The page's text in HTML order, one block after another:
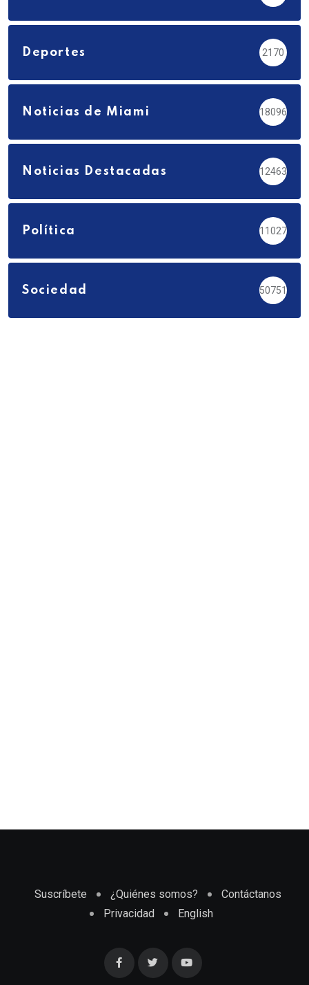
Deportes 2170
Noticias de Miami 18096
Noticias Destacadas 12463
Política 11027
Sociedad 50751
Suscríbete ¿Quiénes somos?
Contáctanos
Privacidad
English